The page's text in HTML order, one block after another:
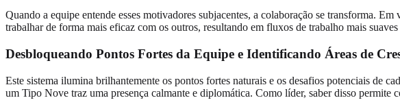
Quando a equipe entende esses motivadores subjacentes, a colaboração se transforma.
trabalhar de forma mais eficaz com os outros, resultando em fluxos de trabalho mais
Desbloqueando Pontos Fortes da Equipe e Identificando Áreas de
Este sistema ilumina brilhantemente os pontos fortes naturais e os desafios potenciais de
um Tipo Nove traz uma presença calmante e diplomática. Como líder, saber disso